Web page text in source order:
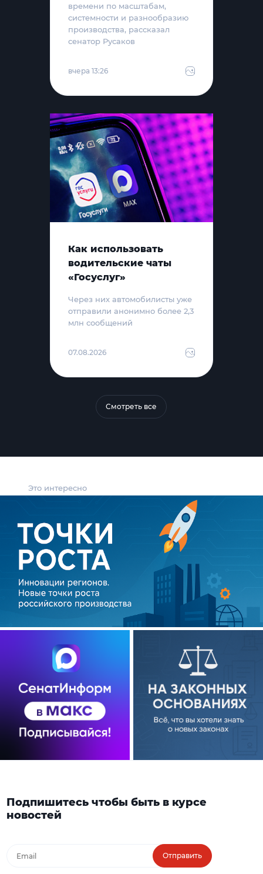
Это интересно
времени по масштабам,
системности и разнообразию
производства, рассказал
сенатор Русаков
вчера 13:26
Как использовать
водительские чаты
«Госуслуг»
Через них автомобилисты уже
отправили анонимно более 2,3
млн сообщений
07.08.2026
Смотреть все
Подпишитесь чтобы быть в курсе
новостей
Отправить